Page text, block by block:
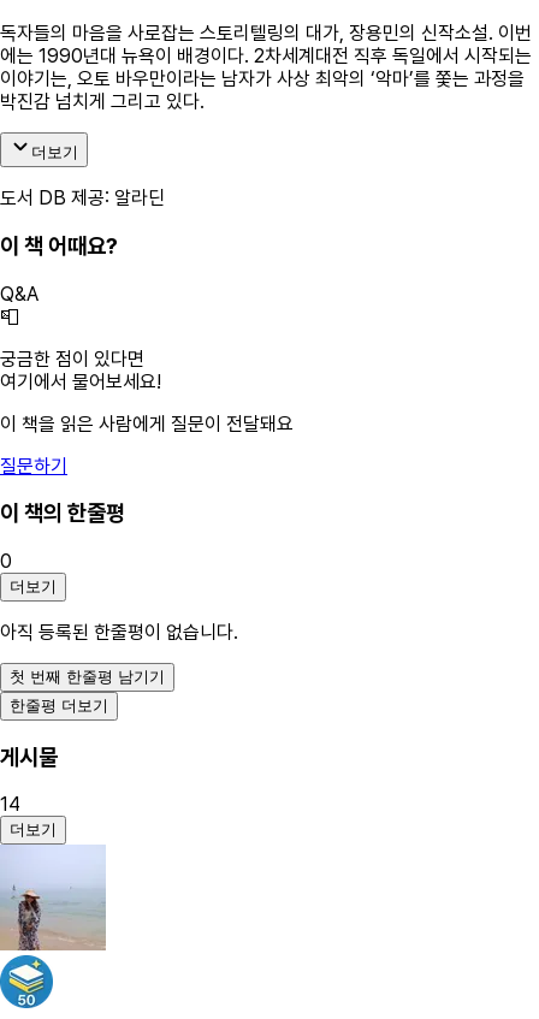
독자들의 마음을 사로잡는 스토리텔링의 대가, 장용민의 신작소설. 이번
에는 1990년대 뉴욕이 배경이다. 2차세계대전 직후 독일에서 시작되는
이야기는, 오토 바우만이라는 남자가 사상 최악의 ‘악마’를 쫓는 과정을
박진감 넘치게 그리고 있다.
더보기
도서 DB 제공: 알라딘
이 책 어때요?
Q&A
📮
궁금한 점이 있다면
여기에서 물어보세요!
이 책을 읽은 사람에게 질문이 전달돼요
질문하기
이 책의 한줄평
0
더보기
아직 등록된 한줄평이 없습니다.
첫 번째 한줄평 남기기
한줄평 더보기
게시물
14
더보기